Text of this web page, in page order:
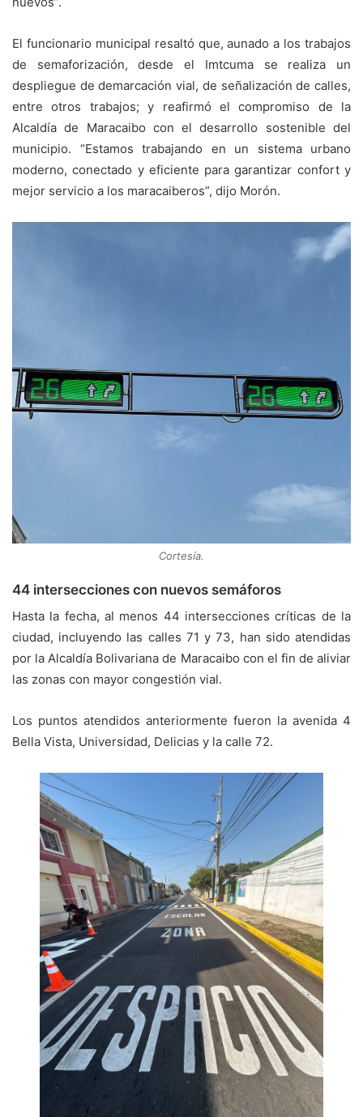
El funcionario municipal resaltó que, aunado a los trabajos
de semaforización, desde el Imtcuma se realiza un
despliegue de demarcación vial, de señalización de calles,
entre otros trabajos; y reafirmó el compromiso de la
Alcaldía de Maracaibo con el desarrollo sostenible del
municipio. “Estamos trabajando en un sistema urbano
moderno, conectado y eficiente para garantizar confort y
mejor servicio a los maracaiberos”, dijo Morón.
Cortesía.
44 intersecciones con nuevos semáforos
Hasta la fecha, al menos 44 intersecciones críticas de la
ciudad, incluyendo las calles 71 y 73, han sido atendidas
por la Alcaldía Bolivariana de Maracaibo con el fin de aliviar
las zonas con mayor congestión vial.
Los puntos atendidos anteriormente fueron la avenida 4
Bella Vista, Universidad, Delicias y la calle 72.